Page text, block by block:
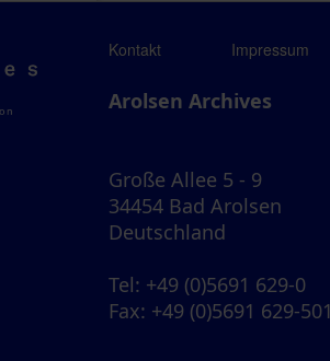
Kontakt Impressum
Arolsen Archives
Große Allee 5 - 9
34454 Bad Arolsen
Deutschland
Tel: +49 (0)5691 629-0
Fax: +49 (0)5691 629-